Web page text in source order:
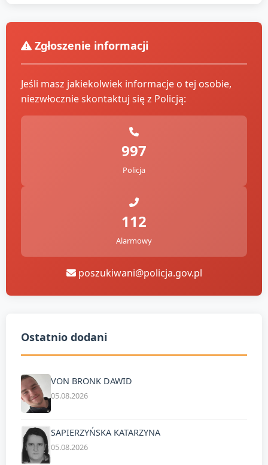
Zgłoszenie informacji
Jeśli masz jakiekolwiek informacje o tej osobie,
niezwłocznie skontaktuj się z Policją:
997
Policja
112
Alarmowy
poszukiwani@policja.gov.pl
Ostatnio dodani
VON BRONK DAWID
05.08.2026
SAPIERZYŃSKA KATARZYNA
05.08.2026